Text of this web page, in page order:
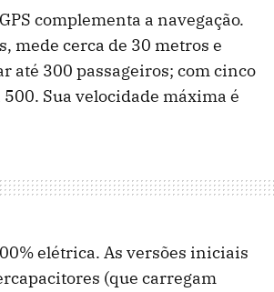
complementa a navegação.
mede cerca de 30 metros e
até 300 passageiros; com cinco
500. Sua velocidade máxima é
elétrica. As versões iniciais
(que carregam